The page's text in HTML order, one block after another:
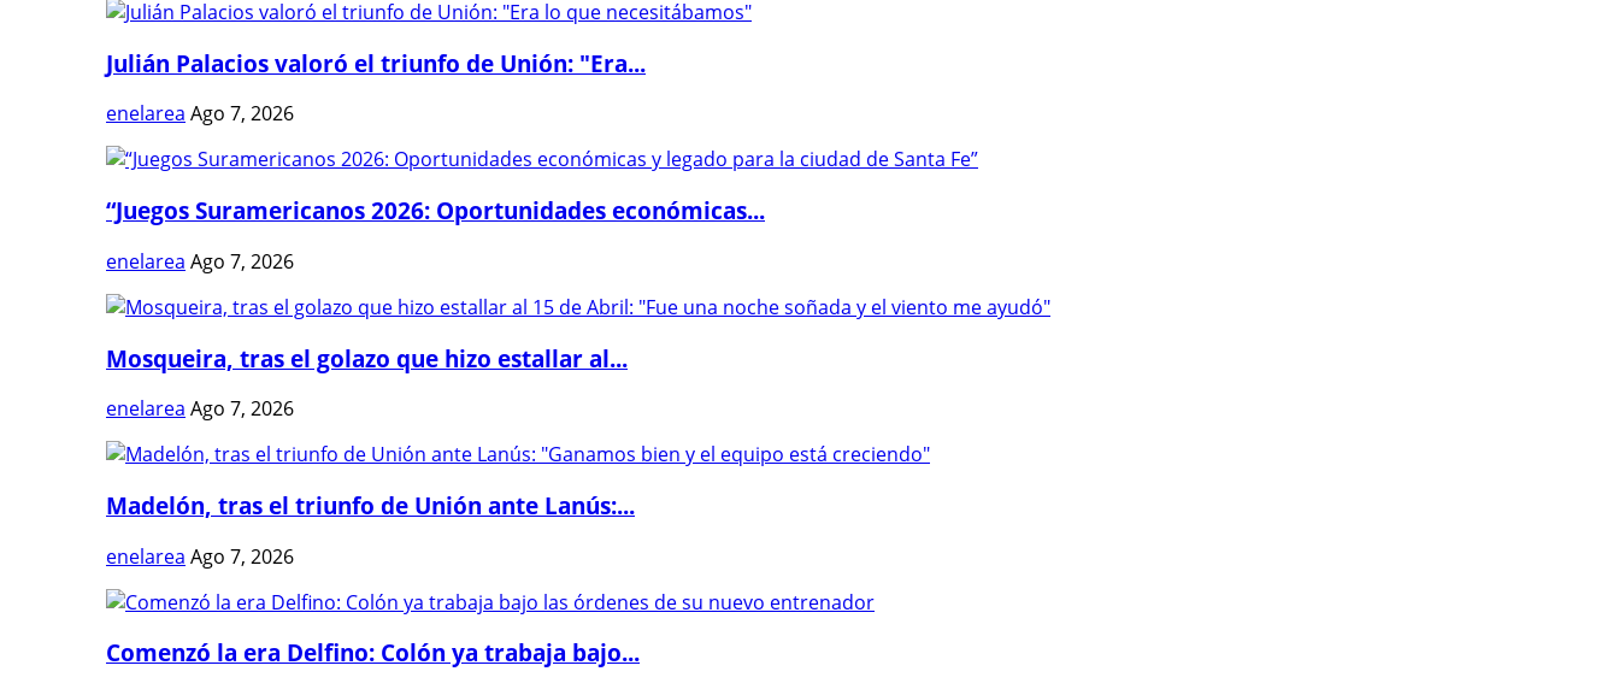
Julián Palacios valoró el triunfo de Unión: "Era...
enelarea Ago 7, 2026
“Juegos Suramericanos 2026: Oportunidades económicas...
enelarea Ago 7, 2026
Mosqueira, tras el golazo que hizo estallar al...
enelarea Ago 7, 2026
Madelón, tras el triunfo de Unión ante Lanús:...
enelarea Ago 7, 2026
Comenzó la era Delfino: Colón ya trabaja bajo...